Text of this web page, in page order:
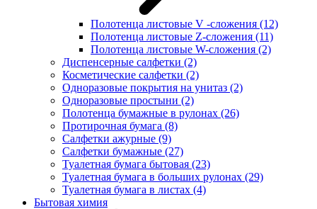
Полотенца листовые V -сложения (12)
Полотенца листовые Z-сложения (11)
Полотенца листовые W-сложения (2)
Диспенсерные салфетки (2)
Косметические салфетки (2)
Одноразовые покрытия на унитаз (2)
Одноразовые простыни (2)
Полотенца бумажные в рулонах (26)
Протирочная бумага (8)
Салфетки ажурные (9)
Салфетки бумажные (27)
Туалетная бумага бытовая (23)
Туалетная бумага в больших рулонах (29)
Туалетная бумага в листах (4)
Бытовая химия